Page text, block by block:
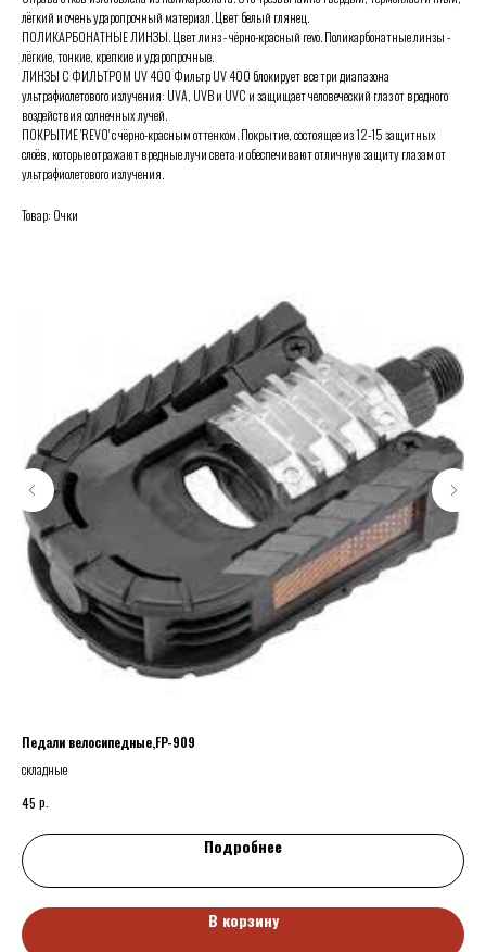
лёгкий и очень ударопрочный материал. Цвет белый глянец.
ПОЛИКАРБОНАТНЫЕ ЛИНЗЫ. Цвет линз - чёрно-красный revo. Поликарбонатные линзы -
лёгкие, тонкие, крепкие и ударопрочные.
ЛИНЗЫ С ФИЛЬТРОМ UV 400 Фильтр UV 400 блокирует все три диапазона
ультрафиолетового излучения: UVA, UVB и UVC и защищает человеческий глаз от вредного
воздействия солнечных лучей.
ПОКРЫТИЕ 'REVO' с чёрно-красным оттенком. Покрытие, состоящее из 12-15 защитных
слоёв, которые отражают вредные лучи света и обеспечивают отличную защиту глазам от
ультрафиолетового излучения.
Товар: Очки
Педали велосипедные,FP-909
складные
45 р.
Подробнее
В корзину